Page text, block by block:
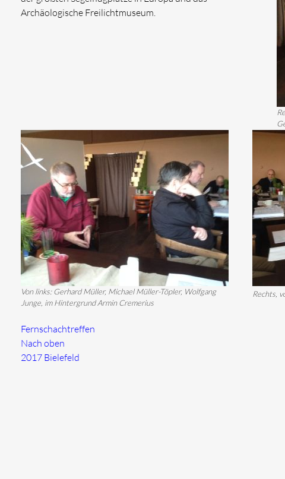
Archäologische Freilichtmuseum.
Von links: Gerhard Müller, Michael Müller-Töpler, Wolfgang
Junge, im Hintergrund Armin Cremerius
Rechts,
Fernschachtreffen
Nach oben
2017 Bielefeld